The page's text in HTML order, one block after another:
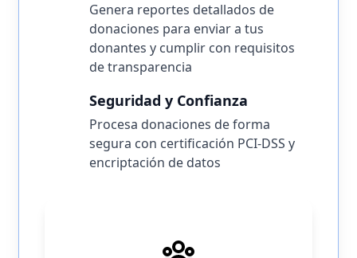
Genera reportes detallados de
donaciones para enviar a tus
donantes y cumplir con requisitos
de transparencia
Seguridad y Confianza
Procesa donaciones de forma
segura con certificación PCI-DSS y
encriptación de datos